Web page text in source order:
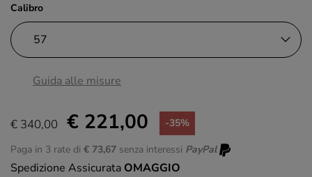
Calibro
Guida alle misure
€ 340,00 € 221,00 -35%
Paga in 3 rate di € 73,67 senza interessi PayPal
Spedizione Assicurata OMAGGIO